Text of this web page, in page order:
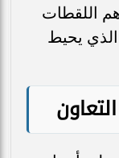
اللقطات
الذي يحيط